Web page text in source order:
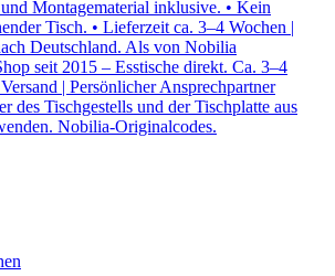
Montagematerial inklusive. • Kein
Tisch. • Lieferzeit ca. 3–4 Wochen |
Deutschland. Als von Nobilia
seit 2015 – Esstische direkt. Ca. 3–4
| Persönlicher Ansprechpartner
des Tischgestells und der Tischplatte aus
Nobilia-Originalcodes.